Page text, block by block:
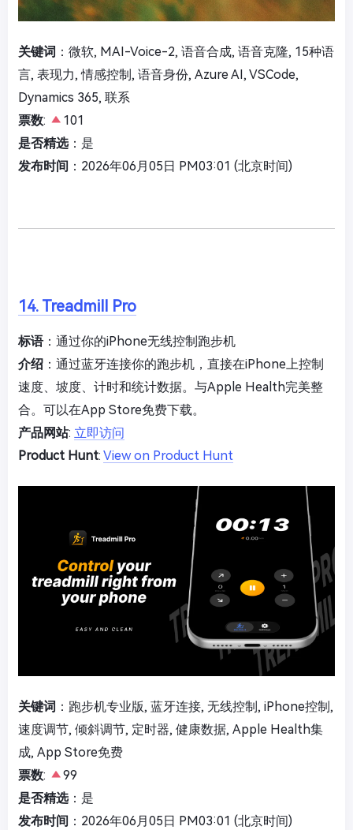
关键词 ：微软, MAI-Voice-2, 语音合成, 语音克隆, 15种语
言, 表现力, 情感控制, 语音身份, Azure AI, VSCode,
Dynamics 365, 联系
票数:
101
是否精选：是
发布时间 ：2026年06月05日 PM03:01 (北京时间)
14. Treadmill Pro
标语：通过你的iPhone无线控制跑步机
介绍 ：通过蓝牙连接你的跑步机，直接在iPhone上控制
速度、坡度、计时和统计数据。与Apple Health完美整
合。可以在App Store免费下载。
产品网站: 立即访问
Product Hunt: View on Product Hunt
关键词 ：跑步机专业版, 蓝牙连接, 无线控制, iPhone控制,
速度调节, 倾斜调节, 定时器, 健康数据, Apple Health集
成, App Store免费
票数:
99
是否精选：是
发布时间 ：2026年06月05日 PM03:01 (北京时间)